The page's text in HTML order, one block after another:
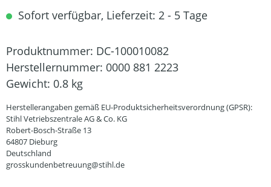
Sofort verfügbar, Lieferzeit: 2 - 5 Tage
Produktnummer: DC-100010082
Herstellernummer: 0000 881 2223
Gewicht: 0.8 kg
Herstellerangaben gemäß EU-Produktsicherheitsverordnung (GPSR):
Stihl Vetriebszentrale AG & Co. KG
Robert-Bosch-Straße 13
64807 Dieburg
Deutschland
grosskundenbetreuung@stihl.de